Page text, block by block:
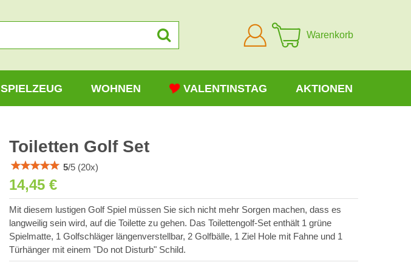
Anmelden
Warenkorb
SPIELZEUG WOHNEN VALENTINSTAG AKTIONEN
Toiletten Golf Set
5/5 (20x)
14,45 €
Mit diesem lustigen Golf Spiel müssen Sie sich nicht mehr Sorgen machen, dass es
langweilig sein wird, auf die Toilette zu gehen. Das Toilettengolf-Set enthält 1 grüne
Spielmatte, 1 Golfschläger längenverstellbar, 2 Golfbälle, 1 Ziel Hole mit Fahne und 1
Türhänger mit einem "Do not Disturb" Schild.